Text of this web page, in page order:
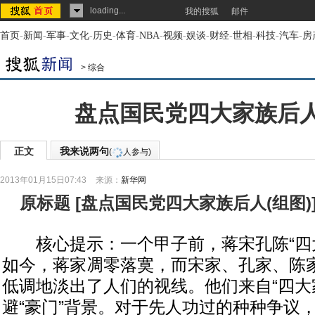
loading... 我的搜狐 邮件
首页-新闻-军事-文化-历史-体育-NBA-视频-娱谈-财经-世相-科技-汽车-房
> 综合
盘点国民党四大家族后
正文 我来说两句( 人参与)
2013年01月15日07:43 来源： 新华网
原标题 [盘点国民党四大家族后人(组图)
核心提示：一个甲子前，蒋宋孔陈“四
如今，蒋家凋零落寞，而宋家、孔家、陈
低调地淡出了人们的视线。他们来自“四
避“豪门”背景。对于先人功过的种种争议